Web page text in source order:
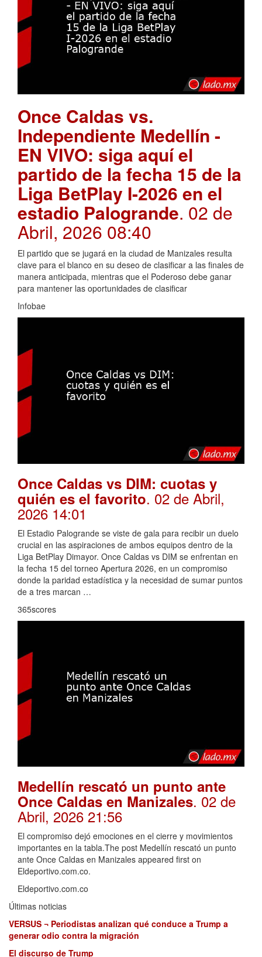
Once Caldas vs.
Independiente Medellín -
EN VIVO: siga aquí el
partido de la fecha 15 de la
Liga BetPlay I-2026 en el
estadio Palogrande. 02 de
Abril, 2026 08:40
El partido que se jugará en la ciudad de Manizales resulta
clave para el blanco en su deseo de clasificar a las finales de
manera anticipada, mientras que el Poderoso debe ganar
para mantener las oportunidades de clasificar
Infobae
Once Caldas vs DIM: cuotas y
quién es el favorito. 02 de Abril,
2026 14:01
El Estadio Palogrande se viste de gala para recibir un duelo
crucial en las aspiraciones de ambos equipos dentro de la
Liga BetPlay Dimayor. Once Caldas vs DIM se enfrentan en
la fecha 15 del torneo Apertura 2026, en un compromiso
donde la paridad estadística y la necesidad de sumar puntos
de a tres marcan …
365scores
Medellín rescató un punto ante
Once Caldas en Manizales. 02 de
Abril, 2026 21:56
El compromiso dejó emociones en el cierre y movimientos
importantes en la tabla.The post Medellín rescató un punto
ante Once Caldas en Manizales appeared first on
Eldeportivo.com.co.
Eldeportivo.com.co
Últimas noticias
VERSUS ¬ Periodistas analizan qué conduce a Trump a
generar odio contra la migración
El discurso de Trump